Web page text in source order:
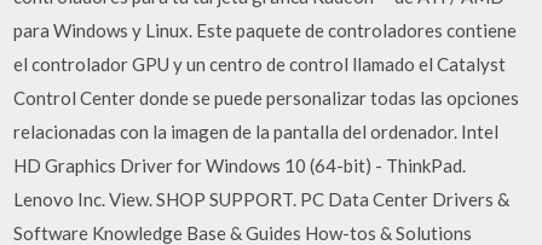
para Windows y Linux. Este paquete de controladores contiene
el controlador GPU y un centro de control llamado el Catalyst
Control Center donde se puede personalizar todas las opciones
relacionadas con la imagen de la pantalla del ordenador. Intel
HD Graphics Driver for Windows 10 (64-bit) - ThinkPad.
Lenovo Inc. View. SHOP SUPPORT. PC Data Center Drivers &
Software Knowledge Base & Guides How-tos & Solutions